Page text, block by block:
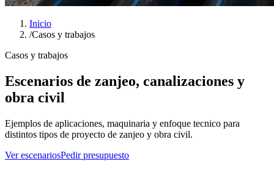
Inicio
/Casos y trabajos
Casos y trabajos
Escenarios de zanjeo, canalizaciones y
obra civil
Ejemplos de aplicaciones, maquinaria y enfoque tecnico para
distintos tipos de proyecto de zanjeo y obra civil.
Ver escenariosPedir presupuesto